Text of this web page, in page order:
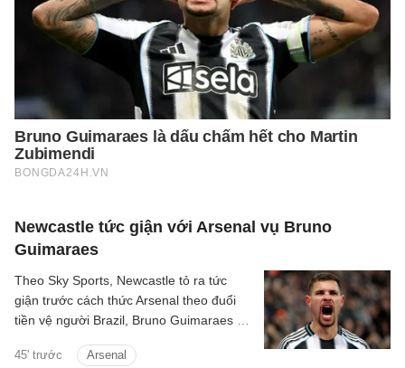
Newcastle tức giận với Arsenal vụ Bruno
Guimaraes
45' trước Arsenal
Theo Sky Sports, Newcastle tỏ ra tức
giận trước cách thức Arsenal theo đuổi
tiền vệ người Brazil, Bruno Guimaraes ở